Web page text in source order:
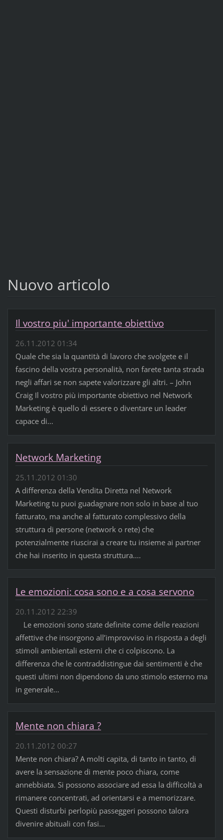
Nuovo articolo
Il vostro piu' importante obiettivo
26.11.2012 01:34
Quale che sia la quantità di lavoro che svolgete e il
fascino della vostra personalità, non farete tanta strada
negli affari se non sapete valorizzare gli altri. – John
Craig Il vostro più importante obiettivo nel Network
Marketing è quello di essere o diventare un leader
capace di...
Network Marketing
25.11.2012 01:30
A differenza della Vendita Diretta nel Network
Marketing tu puoi guadagnare non solo in base al tuo
fatturato, ma anche al fatturato complessivo della
struttura di persone (network o rete) che
potenzialmente riuscirai a creare tu insieme ai partner
che hai inserito in questa struttura....
Le emozioni: cosa sono e a cosa servono
20.11.2012 22:39
Le emozioni sono state definite come delle reazioni
affettive che insorgono all’improvviso in risposta a degli
stimoli ambientali esterni che ci colpiscono. La
differenza che le contraddistingue dai sentimenti è che
questi ultimi non dipendono da uno stimolo esterno ma
in generale...
Mente non chiara ?
20.11.2012 00:27
Mente non chiara? A molti capita, di tanto in tanto, di
avere la sensazione di mente poco chiara, come
annebbiata. Si possono associare ad essa la difficoltà a
rimanere concentrati, ad orientarsi e a memorizzare.
Questi disturbi perlopiù passeggeri possono talora
divenire abituali con fasi...